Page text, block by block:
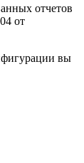
отчетов
от
вы